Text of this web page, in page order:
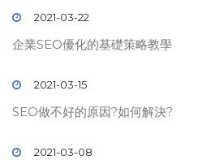
2021-03-22
企業SEO優化的基礎策略教學
2021-03-15
SEO做不好的原因?如何解決?
2021-03-08